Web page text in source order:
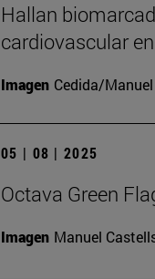
Hallan
cardiovascular
Imagen Cedida/
05 | 08 | 2025
Octava Green
Imagen Manuel